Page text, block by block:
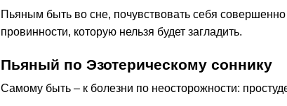
Пьяным быть во сне, почувствовать себя
провинности, которую нельзя будет загладить.
Пьяный по Эзотерическому соннику
Самому быть – к болезни по неосторожности: